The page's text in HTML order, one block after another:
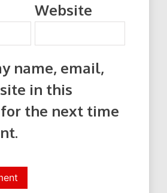
Website
name, email,
in this
the next time